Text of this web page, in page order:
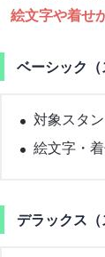
絵文字や着せ
ベーシック（
対象スタ
絵文字・
デラックス（